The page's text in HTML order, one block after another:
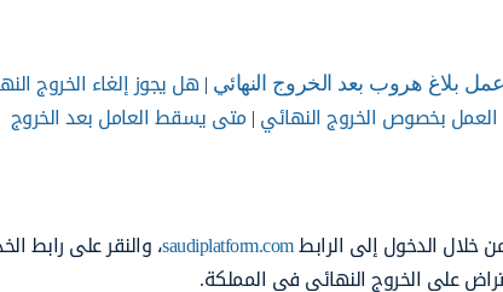
بلاغ هروب بعد الخروج النهائي |هل يجوز إلغاء الخروج
بخصوص الخروج النهائي|متى يسقط العامل بعد الخروج
خلال الدخول إلى الرابطsaudiplatform.com، والنقر على رابط
على الخروج النهائي في المملكة.